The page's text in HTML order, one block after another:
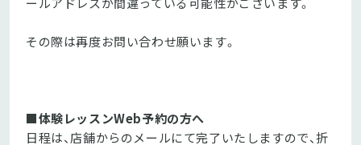
その際は再度お問い合わせ願います。
■体験レッスンWeb予約の方へ
日程は、店舗からのメールにて完了いたしますので、折